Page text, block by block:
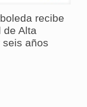
recibe
de Alta
seis años